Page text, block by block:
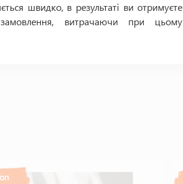
швидко, в результаті ви отримуєте
витрачаючи при цьому